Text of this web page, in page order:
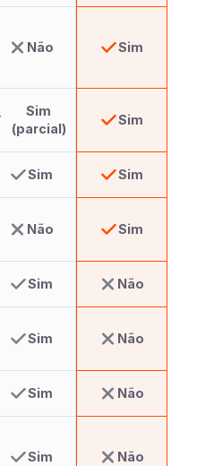
Não Sim
Sim
(parcial)
Sim
Sim Sim
Não Sim
Sim Não
Sim Não
Sim Não
Sim Não